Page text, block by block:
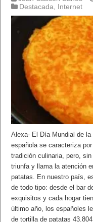
Destacada
Internet
Alexa- El Día Mundial de
española se caracteriza
tradición culinaria, pero,
triunfa y llama la atención
patatas. En nuestro país,
de todo tipo: desde el bar
exquisitos y cada hogar
último año, los españoles
de tortilla de patatas